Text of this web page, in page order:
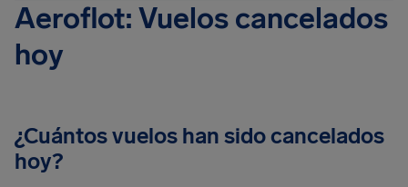
Aeroflot: Vuelos cancelados
hoy
¿Cuántos vuelos han sido cancelados
hoy?